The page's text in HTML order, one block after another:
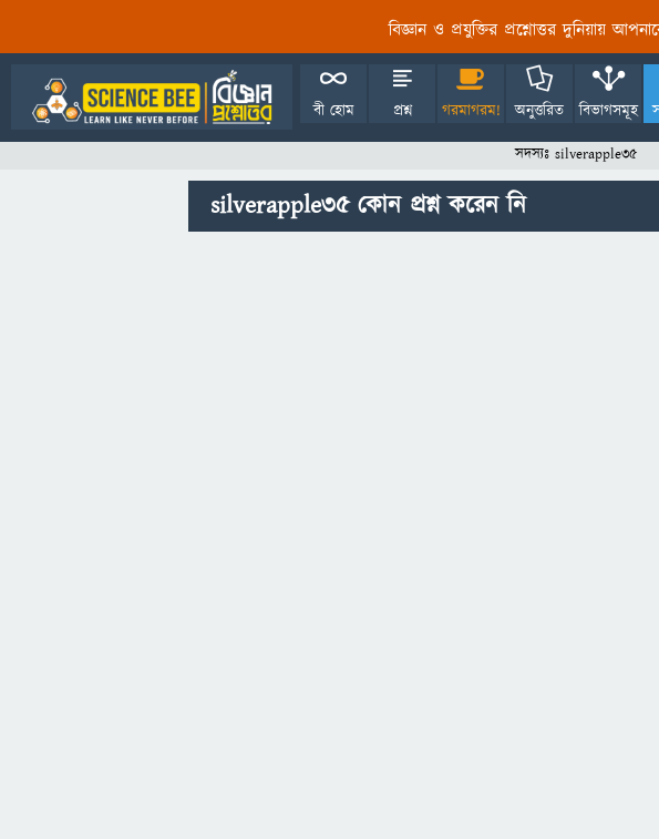
বিজ্ঞান ও প্রযুক্তির প্রশ্নোত্তর দুনিয়ায়
বী হোম প্রশ্ন গরমাগরম! অনুত্তরিত বিভাগসমূহ
সদস্যঃ silverapple35
silverapple35 কোন প্রশ্ন করেন নি